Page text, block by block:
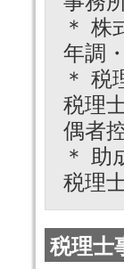
＊ 株
年調
＊ 税
税理
偶者
＊ 助
税理
税理士